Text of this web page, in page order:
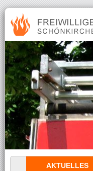
Navigation
überspringenAKTUELLES